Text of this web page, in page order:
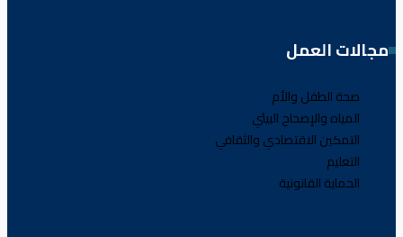
مجالات العمل
صحة الطفل والأم
المياه والإصحاح البيئي
التمكين الاقتصادي والثقافي
التعليم
الحماية القانونية